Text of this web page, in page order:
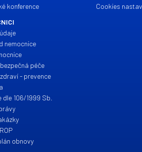
konference
nemocnice
péče
- prevence
dle 106/1999 Sb.
obnovy
Cookies